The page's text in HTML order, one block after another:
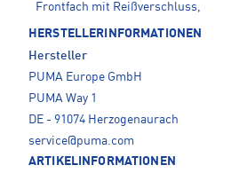
Frontfach mit Reißverschluss,
HERSTELLERINFORMATIONEN
Hersteller
PUMA Europe GmbH
PUMA Way 1
DE - 91074 Herzogenaurach
service@puma.com
ARTIKELINFORMATIONEN